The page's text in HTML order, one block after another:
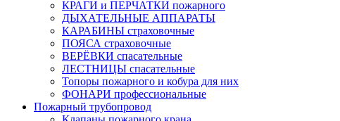
КРАГИ и ПЕРЧАТКИ пожарного
ДЫХАТЕЛЬНЫЕ АППАРАТЫ
КАРАБИНЫ страховочные
ПОЯСА страховочные
ВЕРЁВКИ спасательные
ЛЕСТНИЦЫ спасательные
Топоры пожарного и кобура для них
ФОНАРИ профессиональные
Пожарный трубопровод